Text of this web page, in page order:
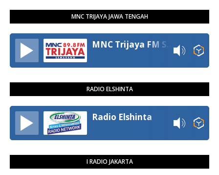
MNC TRIJAYA JAWA TENGAH
RADIO ELSHINTA
Radio Elshinta
I RADIO JAKARTA